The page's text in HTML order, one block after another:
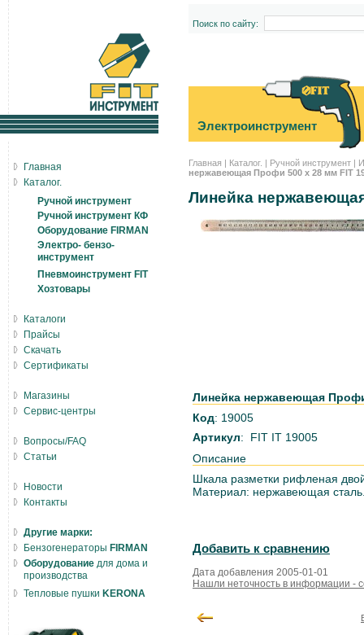
Поиск по сайту:
Электроинструмент
Главная | Каталог. | Ручной инструмент |
нержавеющая Профи 500 х 28 мм FIT
Линейка
Линейка нержавеющая
Код: 19005
Артикул: FIT IT 19005
Описание
Шкала разметки рифленая
Материал: нержавеющая
Добавить к сравнению
Дата добавления 2005-01-01
Нашли неточность в информации -
Главная
Каталог.
Ручной инструмент
Ручной инструмент КФ
Оборудование FIRMAN
Электро- бензо-
инструмент
Пневмоинструмент FIT
Хозтовары
Каталоги
Прайсы
Скачать
Сертификаты
Магазины
Сервис-центры
Вопросы/FAQ
Статьи
Новости
Контакты
Другие марки:
Бензогенераторы FIRMAN
Оборудование для дома и
производства
Тепловые пушки KERONA